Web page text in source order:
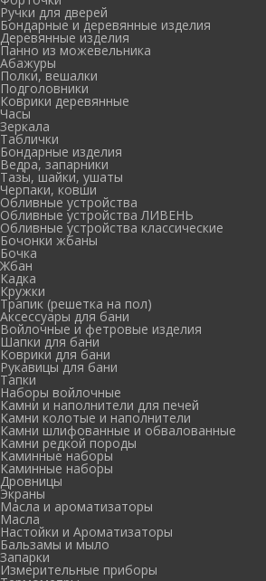
Ручки для дверей
Бондарные и деревянные изделия
Деревянные изделия
Панно из можевельника
Абажуры
Полки, вешалки
Подголовники
Коврики деревянные
Часы
Зеркала
Таблички
Бондарные изделия
Ведра, запарники
Тазы, шайки, ушаты
Черпаки, ковши
Обливные устройства
Обливные устройства ЛИВЕНЬ
Обливные устройства классические
Бочонки жбаны
Бочка
Жбан
Кадка
Кружки
Трапик (решетка на пол)
Аксессуары для бани
Войлочные и фетровые изделия
Шапки для бани
Коврики для бани
Рукавицы для бани
Тапки
Наборы войлочные
Камни и наполнители для печей
Камни колотые и наполнители
Камни шлифованные и обвалованные
Камни редкой породы
Каминные наборы
Каминные наборы
Дровницы
Экраны
Масла и ароматизаторы
Масла
Настойки и Ароматизаторы
Бальзамы и мыло
Запарки
Измерительные приборы